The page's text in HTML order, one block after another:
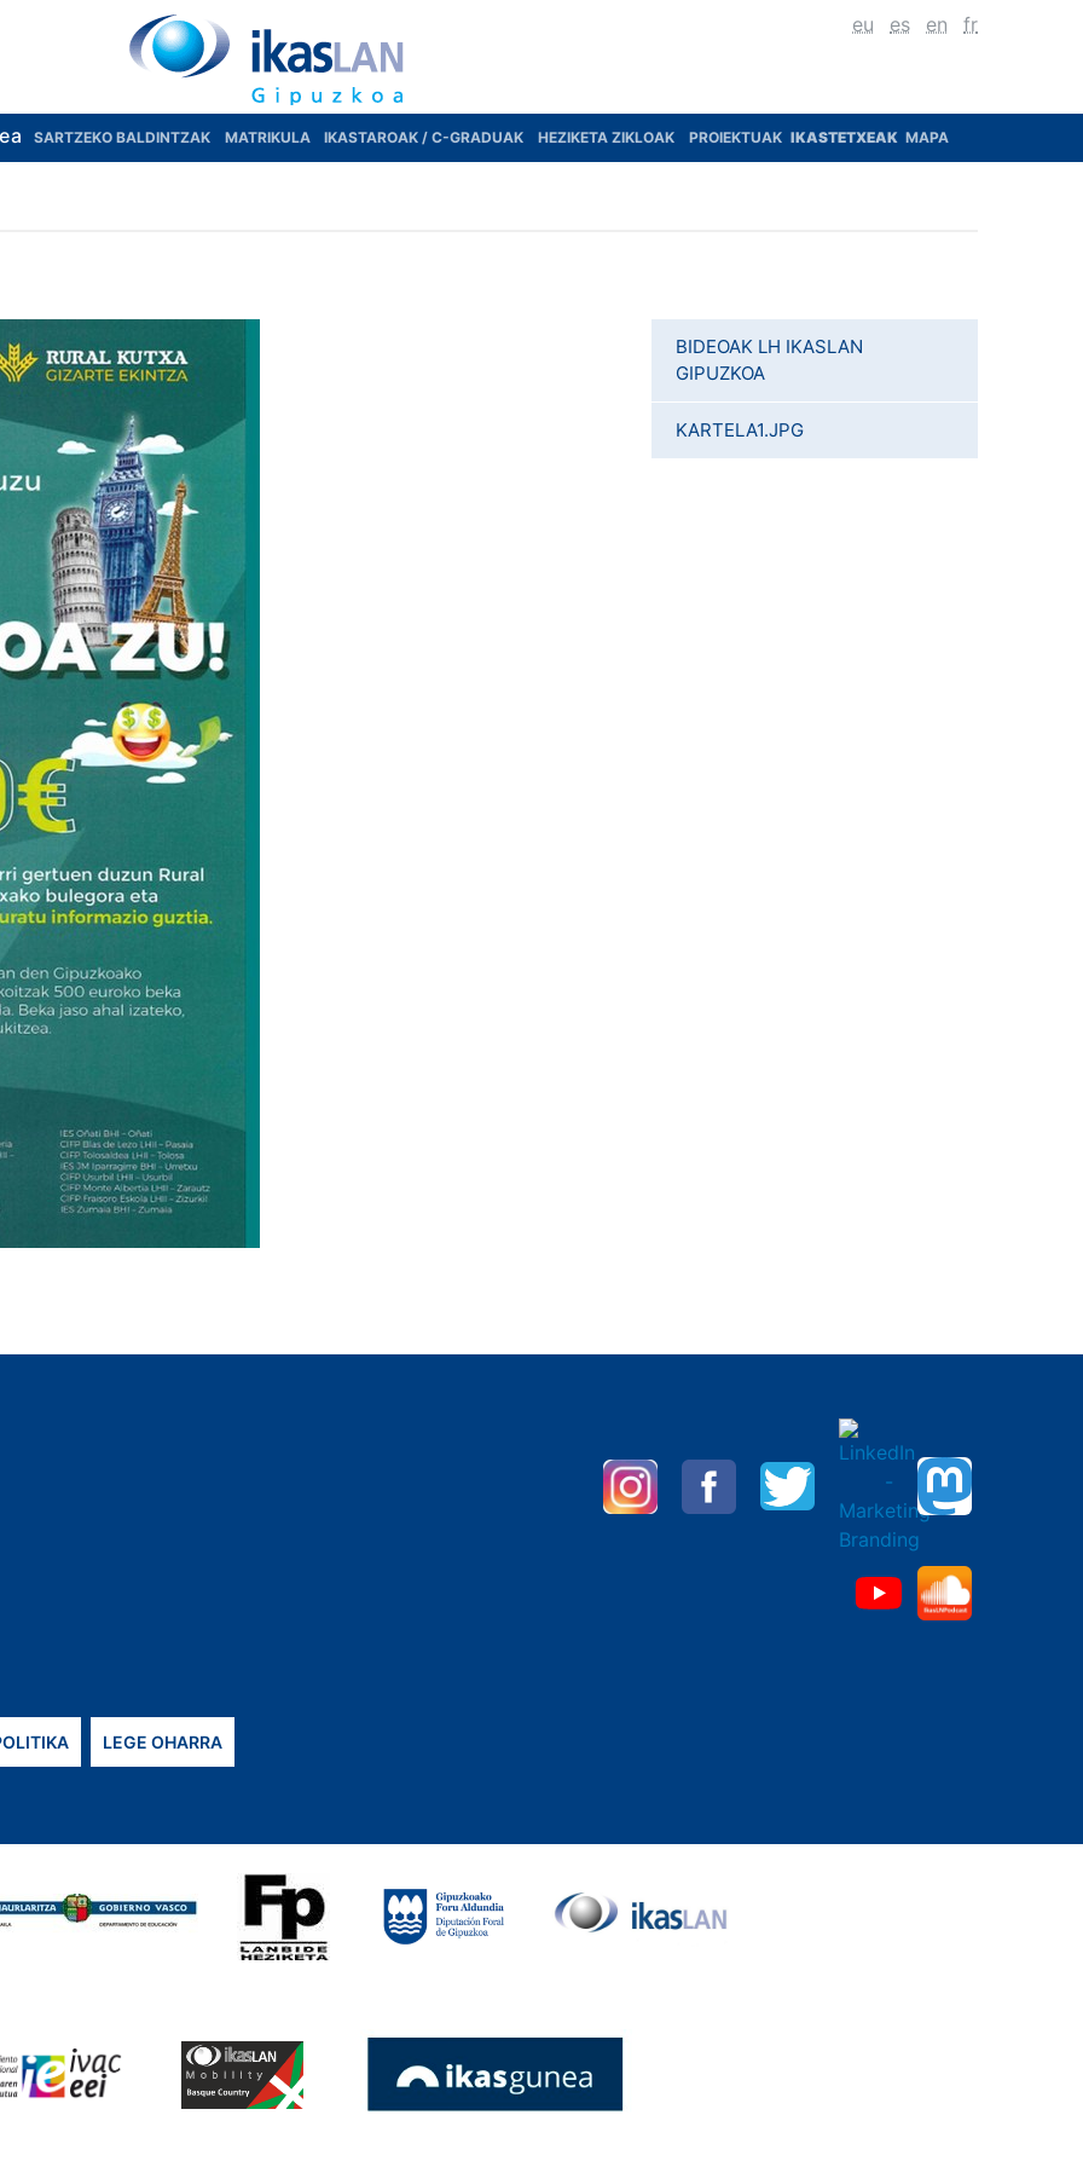
eu es en fr
SARTZEKO BALDINTZAK MATRIKULA IKASTAROAK / C-GRADUAK HEZIKETA ZIKLOAK PROIEKTUAK IKASTETXEAK MAPA
BIDEOAK LH IKASLAN
GIPUZKOA
KARTELA1.JPG
LEGE OHARRA